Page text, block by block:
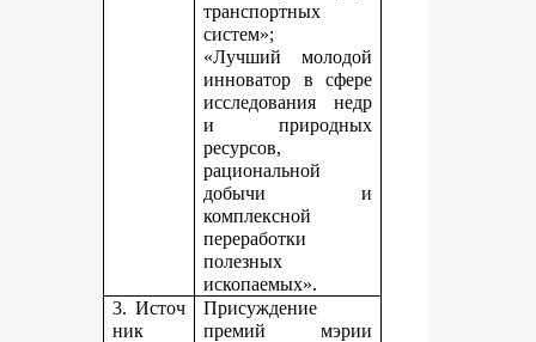
транспортных
систем»;
«Лучший молодой
инноватор в сфере
исследования недр
и природных
ресурсов,
рациональной
добычи и
комплексной
переработки
полезных
ископаемых».
3. Источ
ник
Присуждение
премий мэрии